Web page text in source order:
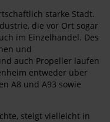
starke Stadt.
die vor Ort sogar
im Einzelhandel. Des
und
auch Propeller laufen
entweder über
A8 und A93 sowie
steigt vielleicht in